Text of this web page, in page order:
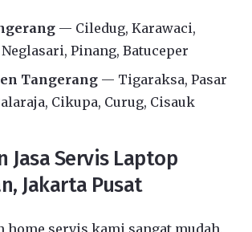
— Ciledug, Karawaci,
Neglasari, Pinang, Batuceper
Tangerang — Tigaraksa, Pasar
Cikupa, Curug, Cisauk
Jasa Servis Laptop
Jakarta Pusat